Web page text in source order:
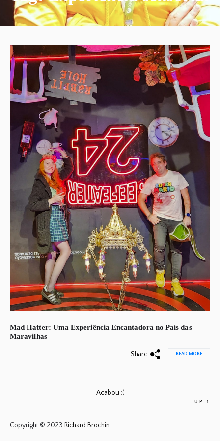
Mad Hatter: Uma Experiência Encantadora no País das
Maravilhas
Share READ MORE
Acabou :(
Copyright © 2023 Richard Brochini.
UP ↑